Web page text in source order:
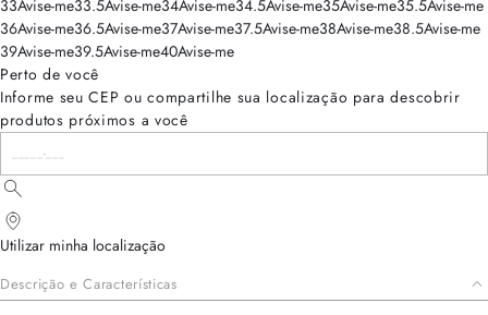
33Avise-me33.5Avise-me34Avise-me34.5Avise-me35Avise-me35.5Avise-me
36Avise-me36.5Avise-me37Avise-me37.5Avise-me38Avise-me38.5Avise-me
39Avise-me39.5Avise-me40Avise-me
Perto de você
Informe seu CEP ou compartilhe sua localização para descobrir
produtos próximos a você
Utilizar minha localização
Descrição e Características